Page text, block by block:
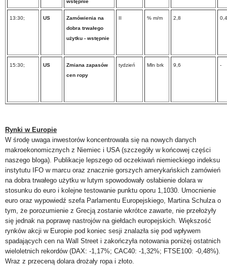
13:30; US
Zamówienia na
dobra trwałego
użytku - wstępnie
II % m/m 2,8 0,4
15:30; US
Zmiana zapasów
cen ropy
tydzień Mln brk 9,6 -
Rynki w Europie
W środę uwaga inwestorów koncentrowała się na nowych danych
makroekonomicznych z Niemiec i USA (szczegóły w końcowej części
naszego bloga). Publikacje lepszego od oczekiwań niemieckiego indeksu
instytutu IFO w marcu oraz znacznie gorszych amerykańskich zamówień
na dobra trwałego użytku w lutym spowodowały osłabienie dolara w
stosunku do euro i kolejne testowanie punktu oporu 1,1030. Umocnienie
euro oraz wypowiedź szefa Parlamentu Europejskiego, Martina Schulza o
tym, że porozumienie z Grecją zostanie wkrótce zawarte, nie przełożyły
się jednak na poprawę nastrojów na giełdach europejskich. Większość
rynków akcji w Europie pod koniec sesji znalazła się pod wpływem
spadających cen na Wall Street i zakończyła notowania poniżej ostatnich
wieloletnich rekordów (DAX: -1,17%; CAC40: -1,32%; FTSE100: -0,48%).
Wraz z przeceną dolara drożały ropa i złoto.